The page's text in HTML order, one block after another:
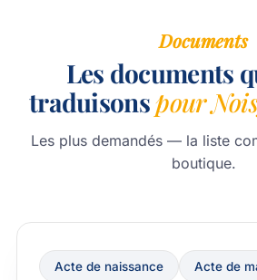
Documents
Les documents
traduisonspour
Les plus demandés — la liste
boutique.
Acte de naissance Acte de